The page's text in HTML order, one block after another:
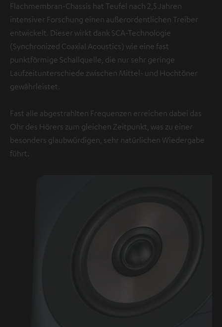
Flachmembran-Chassis hat Teufel nach 2,5 Jahren
intensiver Forschung einen außerordentlichen Treiber
entwickelt. Dieser wirkt dank SCA-Technologie
(Synchronized Coaxial Acoustics) wie eine fast
punktförmige Schallquelle, die nur sehr geringe
Laufzeitunterschiede zwischen Mittel- und Hochtöner
gewährleistet.
Fast alle abgestrahlten Frequenzen erreichen dabei das
Ohr des Hörers zum gleichen Zeitpunkt, was zu einer
besonders glaubwürdigen, sehr natürlichen Wiedergabe
führt.